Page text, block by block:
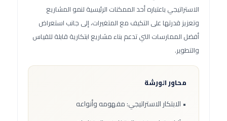
الاستراتيجي باعتباره أحد الممكنات الرئيسية لنمو المشاريع
وتعزيز قدرتها على التكيف مع المتغيرات، إلى جانب استعراض
أفضل الممارسات التي تدعم بناء مشاريع ابتكارية قابلة للقياس
والتطوير.
محاور الورشة
• الابتكار الاستراتيجي: مفهومه وأنواعه